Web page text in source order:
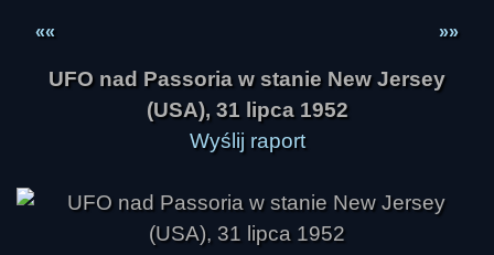
«« »»
UFO nad Passoria w stanie New Jersey
(USA), 31 lipca 1952
Wyślij raport